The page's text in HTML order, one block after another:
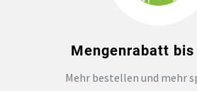
Mengenrabatt bis
Mehr bestellen und mehr